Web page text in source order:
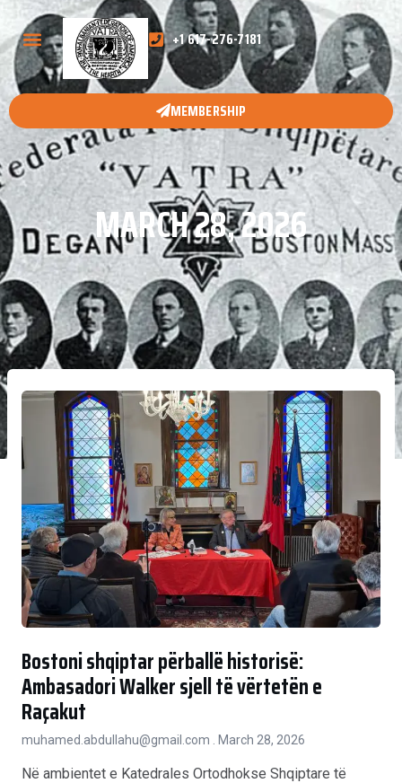
+1 617-276-7181
MEMBERSHIP
MARCH 28, 2026
Bostoni shqiptar përballë historisë:
Ambasadori Walker sjell të vërtetën e
Raçakut
muhamed.abdullahu@gmail.com March 28, 2026
Në ambientet e Katedrales Ortodhokse Shqiptare të